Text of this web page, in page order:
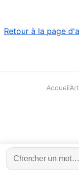
Retour à la page
Accueil